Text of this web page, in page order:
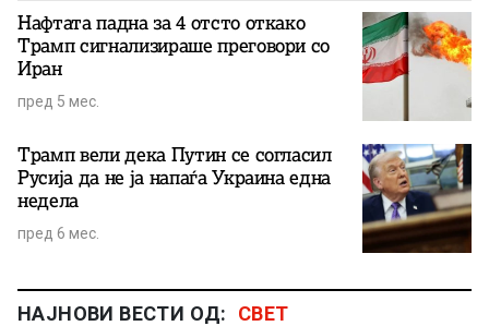
Нафтата падна за 4 отсто откако
Трамп сигнализираше преговори со
Иран
пред 5 мес.
Трамп вели дека Путин се согласил
Русија да не ја напаѓа Украина една
недела
пред 6 мес.
НАЈНОВИ ВЕСТИ ОД: СВЕТ